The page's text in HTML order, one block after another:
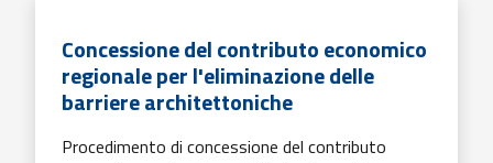
Concessione del contributo economico
regionale per l'eliminazione delle
barriere architettoniche
Procedimento di concessione del contributo